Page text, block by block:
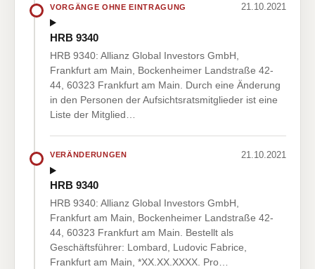
VORGÄNGE OHNE EINTRAGUNG 21.10.2021
HRB 9340
HRB 9340: Allianz Global Investors GmbH,
Frankfurt am Main, Bockenheimer Landstraße 42-
44, 60323 Frankfurt am Main. Durch eine Änderung
in den Personen der Aufsichtsratsmitglieder ist eine
Liste der Mitglied…
VERÄNDERUNGEN 21.10.2021
HRB 9340
HRB 9340: Allianz Global Investors GmbH,
Frankfurt am Main, Bockenheimer Landstraße 42-
44, 60323 Frankfurt am Main. Bestellt als
Geschäftsführer: Lombard, Ludovic Fabrice,
Frankfurt am Main, *XX.XX.XXXX. Pro…